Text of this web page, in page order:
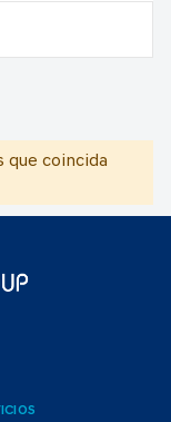
que coincida